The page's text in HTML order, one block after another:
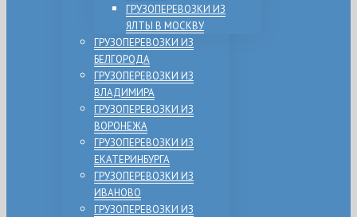
ГРУЗОПЕРЕВОЗКИ ИЗ
ЯЛТЫ В МОСКВУ
ГРУЗОПЕРЕВОЗКИ ИЗ
БЕЛГОРОДА
ГРУЗОПЕРЕВОЗКИ ИЗ
ВЛАДИМИРА
ГРУЗОПЕРЕВОЗКИ ИЗ
ВОРОНЕЖА
ГРУЗОПЕРЕВОЗКИ ИЗ
ЕКАТЕРИНБУРГА
ГРУЗОПЕРЕВОЗКИ ИЗ
ИВАНОВО
ГРУЗОПЕРЕВОЗКИ ИЗ